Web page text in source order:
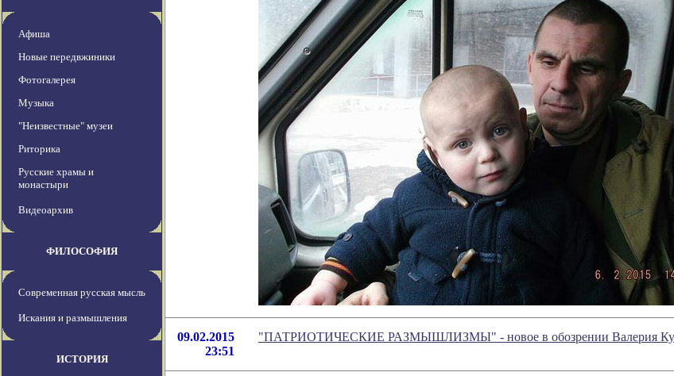
Афиша
Новые передвжиники
Фотогалерея
Музыка
"Неизвестные" музеи
Риторика
Русские храмы и
монастыри
Видеоархив
ФИЛОСОФИЯ
Современная русская мысль
Искания и размышления
ИСТОРИЯ
09.02.2015
23:51
"ПАТРИОТИЧЕСКИЕ РАЗМЫШЛИЗМЫ" - новое в обозрении Валерия